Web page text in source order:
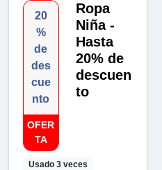
20
%
de
des
cue
nto
OFER
TA
Usado 3 veces
Ropa
Niña -
Hasta
20% de
descuen
to